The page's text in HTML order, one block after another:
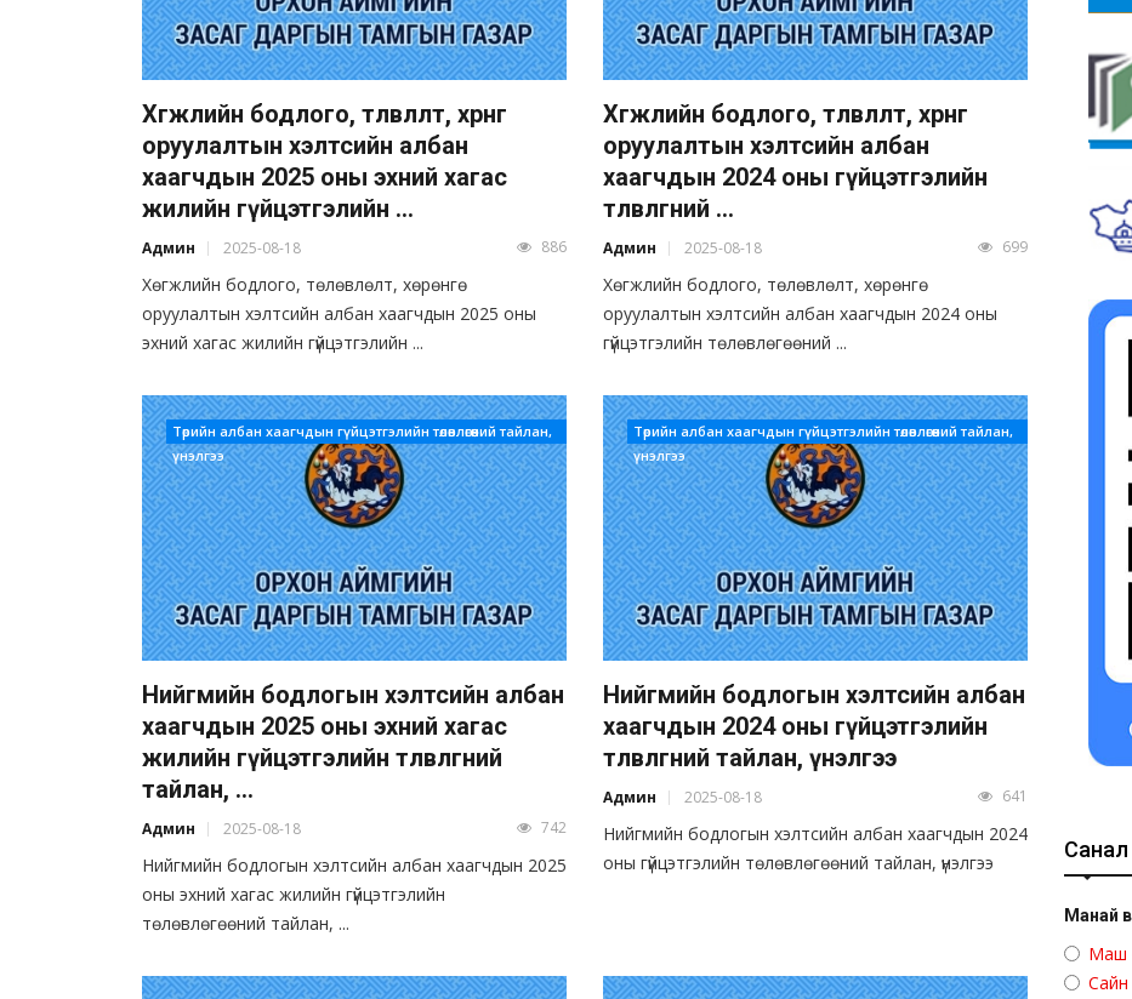
Хөгжлийн бодлого, төлөвлөлт, хөрөнгө
оруулалтын хэлтсийн албан
хаагчдын 2025 оны эхний хагас
жилийн гүйцэтгэлийн ...
Админ 2025-08-18 886
Хөгжлийн бодлого, төлөвлөлт, хөрөнгө
оруулалтын хэлтсийн албан хаагчдын 2025 оны
эхний хагас жилийн гүйцэтгэлийн ...
Хөгжлийн бодлого, төлөвлөлт, хөрөнгө
оруулалтын хэлтсийн албан
хаагчдын 2024 оны гүйцэтгэлийн
төлөвлөгөөний ...
Админ 2025-08-18 699
Хөгжлийн бодлого, төлөвлөлт, хөрөнгө
оруулалтын хэлтсийн албан хаагчдын 2024 оны
гүйцэтгэлийн төлөвлөгөөний ...
Төрийн албан хаагчдын гүйцэтгэлийн төлөвлөгөөний тайлан,
үнэлгээ
Нийгмийн бодлогын хэлтсийн албан
хаагчдын 2025 оны эхний хагас
жилийн гүйцэтгэлийн төлөвлөгөөний
тайлан, ...
Админ 2025-08-18 742
Нийгмийн бодлогын хэлтсийн албан хаагчдын 2025
оны эхний хагас жилийн гүйцэтгэлийн
төлөвлөгөөний тайлан, ...
Төрийн албан хаагчдын гүйцэтгэлийн төлөвлөгөөний тайлан,
үнэлгээ
Нийгмийн бодлогын хэлтсийн албан
хаагчдын 2024 оны гүйцэтгэлийн
төлөвлөгөөний тайлан, үнэлгээ
Админ 2025-08-18 641
Нийгмийн бодлогын хэлтсийн албан хаагчдын 2024
оны гүйцэтгэлийн төлөвлөгөөний тайлан, үнэлгээ
Санал
Манай
Маш
Сайн